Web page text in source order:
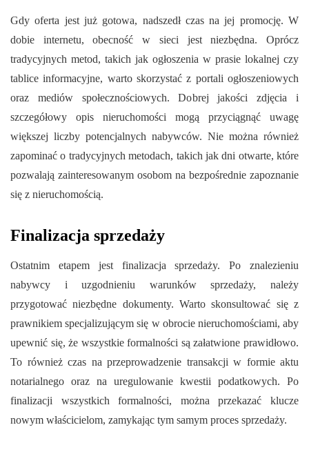
Gdy oferta jest już gotowa, nadszedł czas na jej promocję. W
dobie internetu, obecność w sieci jest niezbędna. Oprócz
tradycyjnych metod, takich jak ogłoszenia w prasie lokalnej czy
tablice informacyjne, warto skorzystać z portali ogłoszeniowych
oraz mediów społecznościowych. Dobrej jakości zdjęcia i
szczegółowy opis nieruchomości mogą przyciągnąć uwagę
większej liczby potencjalnych nabywców. Nie można również
zapominać o tradycyjnych metodach, takich jak dni otwarte, które
pozwalają zainteresowanym osobom na bezpośrednie zapoznanie
się z nieruchomością.
Finalizacja sprzedaży
Ostatnim etapem jest finalizacja sprzedaży. Po znalezieniu
nabywcy i uzgodnieniu warunków sprzedaży, należy
przygotować niezbędne dokumenty. Warto skonsultować się z
prawnikiem specjalizującym się w obrocie nieruchomościami, aby
upewnić się, że wszystkie formalności są załatwione prawidłowo.
To również czas na przeprowadzenie transakcji w formie aktu
notarialnego oraz na uregulowanie kwestii podatkowych. Po
finalizacji wszystkich formalności, można przekazać klucze
nowym właścicielom, zamykając tym samym proces sprzedaży.